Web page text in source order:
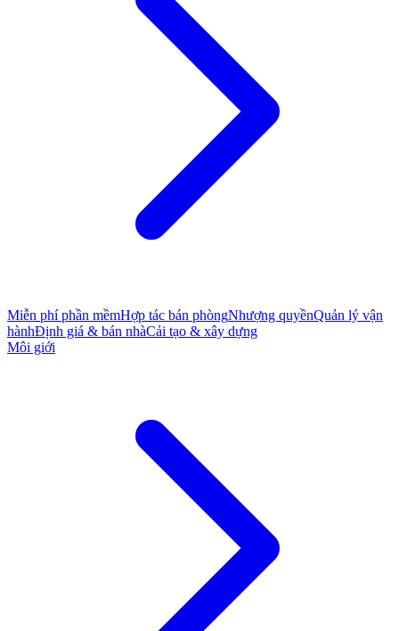
Miễn phí phần mềmHợp tác bán phòngNhượng quyềnQuản lý vận
hànhĐịnh giá & bán nhàCải tạo & xây dựng
Môi giới